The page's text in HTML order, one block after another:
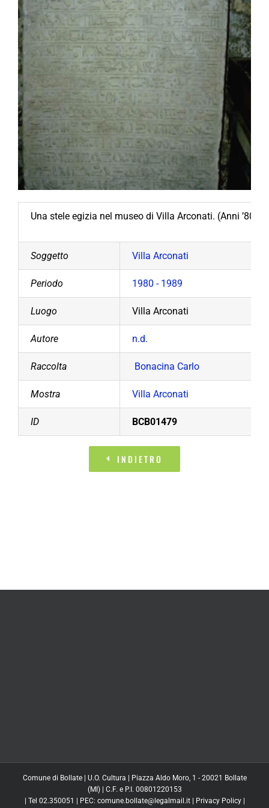
Una stele egizia nel museo di Villa Arconati. (Anni ’80)
Soggetto Villa Arconati
Periodo 1980 - 1989
Luogo Villa Arconati
Autore n.d.
Raccolta Bonacina Carlo
Mostra Villa Arconati
ID BCB01479
INDIETRO
Comune di Bollate | U.O. Cultura | Piazza Aldo Moro, 1 - 20021 Bollate
(MI) | C.F. e P.I. 00801220153
| Tel 02.350051 | PEC: comune.bollate@legalmail.it | Privacy Policy|